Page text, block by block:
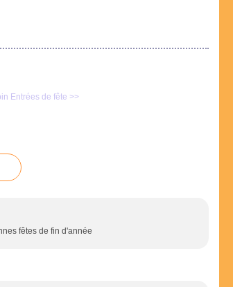
Entrées de fête >>
fêtes de fin d'année